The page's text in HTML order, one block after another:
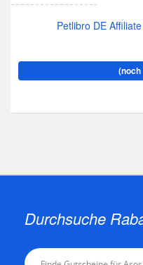
Petlibro DE
(noch
Durchsuche